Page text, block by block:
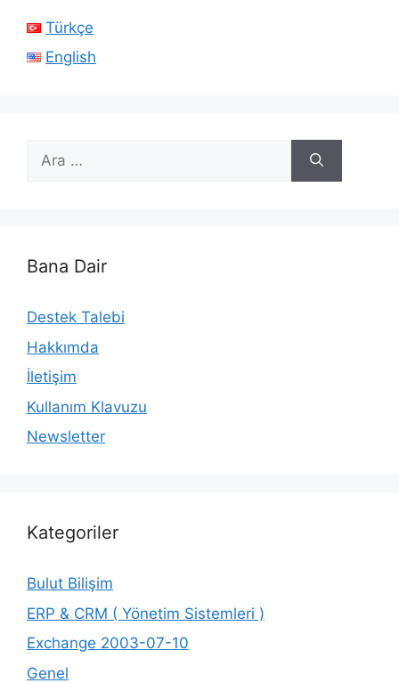
Türkçe
English
için
Bana Dair
Destek Talebi
Hakkımda
İletişim
Kullanım Klavuzu
Newsletter
Kategoriler
Bulut Bilişim
ERP & CRM ( Yönetim Sistemleri )
Exchange 2003-07-10
Genel